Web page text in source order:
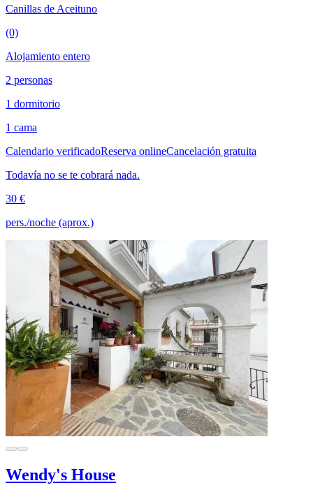
Canillas de Aceituno
(0)
Alojamiento entero
2 personas
1 dormitorio
1 cama
Calendario verificadoReserva onlineCancelación gratuita
Todavía no se te cobrará nada.
30 €
pers./noche (aprox.)
Wendy's House